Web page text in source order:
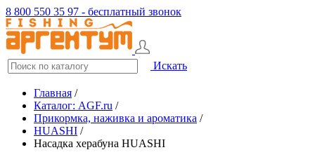
8 800 550 35 97 - бесплатный звонок
Искать
Главная /
Каталог: AGF.ru /
Прикормка, наживка и ароматика /
HUASHI /
Насадка херабуна HUASHI